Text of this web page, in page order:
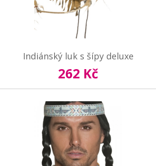
Indiánský luk s šípy deluxe
262 Kč